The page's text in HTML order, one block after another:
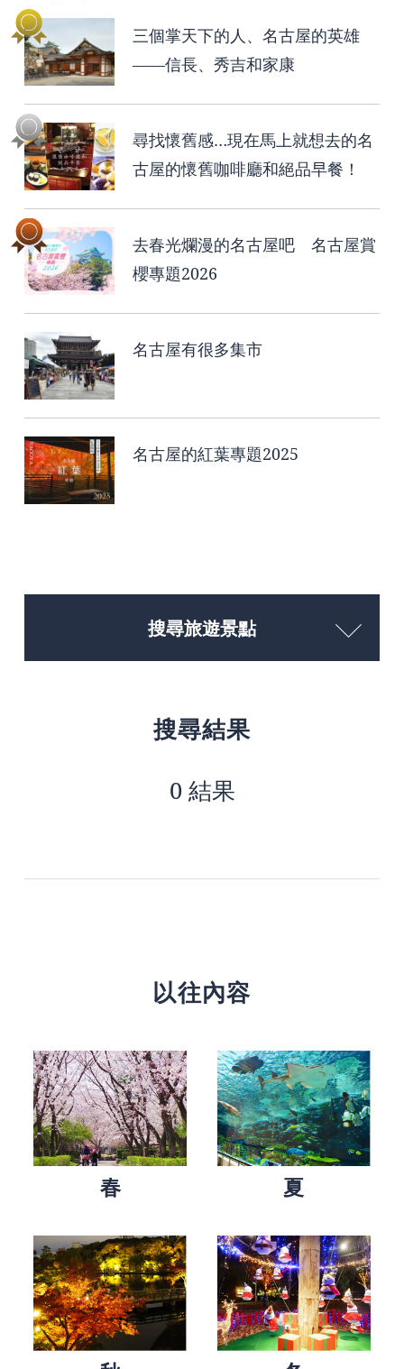
三個掌天下的人、名古屋的英雄
——信長、秀吉和家康
尋找懷舊感…現在馬上就想去的名
古屋的懷舊咖啡廳和絕品早餐！
去春光爛漫的名古屋吧 名古屋賞
櫻專題2026
名古屋有很多集市
名古屋的紅葉專題2025
搜尋旅遊景點
搜尋結果
0 結果
以往內容
春 夏